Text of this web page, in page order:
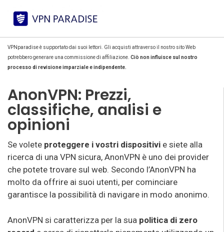
VPNparadise è supportato dai suoi lettori. Gli acquisti attraverso il nostro sito Web
potrebbero generare una commissione di affiliazione. Ciò non influisce sul nostro
processo di revisione imparziale e indipendente.
AnonVPN: Prezzi,
classifiche, analisi e
opinioni
Se volete proteggere i vostri dispositivi e siete alla
ricerca di una VPN sicura, AnonVPN è uno dei provider
che potete trovare sul web. Secondo l’AnonVPN ha
molto da offrire ai suoi utenti, per cominciare
garantisce la possibilità di navigare in modo anonimo.
AnonVPN si caratterizza per la sua politica di zero